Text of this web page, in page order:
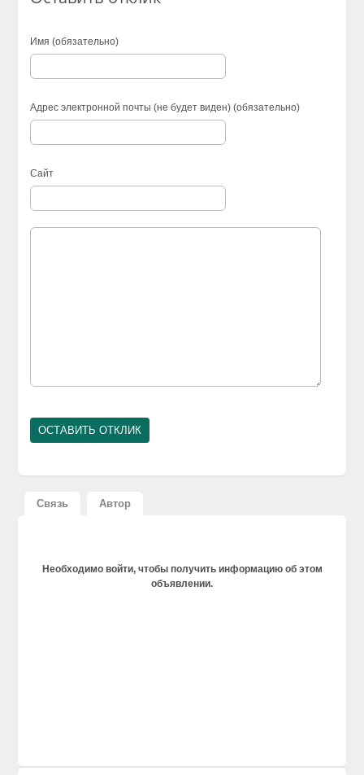
Имя (обязательно)
Адрес электронной почты (не будет виден) (обязательно)
Сайт
Связь Автор
Необходимо войти, чтобы получить информацию об этом
объявлении.